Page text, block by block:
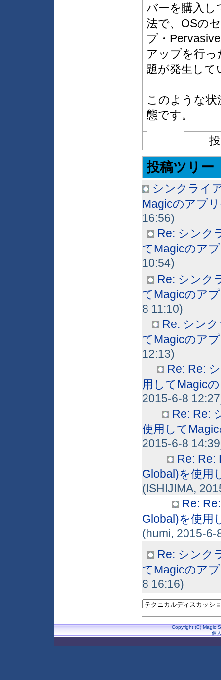
バーを購入し
法で、OSの
プ・
アップを行っ
題が発生して
このような状
態です。
投稿ツリー
シンクライ
Magicのアプ
16:56)
Re: シンク
てMagicのア
10:54)
Re: シンク
てMagicのア
8 11:10)
Re: シン
てMagicのア
12:13)
Re: Re:
用してMagic
2015-6-8
Re: Re:
使用して
2015-6-8
Re: Re:
Global)を使用
(ISHIJIMA,
Re:
Global)を使用
(humi, 2015-6-
Re: シンク
てMagicのア
8 16:16)
Copyright (C) Magic
個